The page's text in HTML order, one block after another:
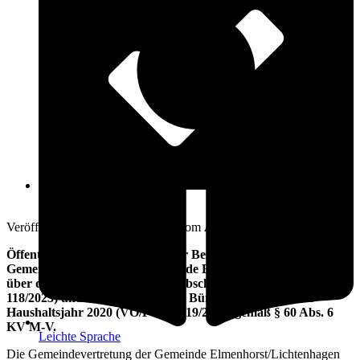
Leichte Sprache
Veröffentlicht am: 25. März 2024 vom Amt Warnow-West
Öffentliche Bekanntmachung der Beschlüsse der
Gemeindevertretung der Gemeinde Elmenhorst/Lichtenhagen
über die Feststellung des Jahresabschlusses 2020 (VO/FV/20-
118/2023) und die Entlastung des Bürgermeisters für das
Haushaltsjahr 2020 (VO/FV/20-119/2023) gemäß § 60 Abs. 6
KV M-V.
Die Gemeindevertretung der Gemeinde Elmenhorst/Lichtenhagen